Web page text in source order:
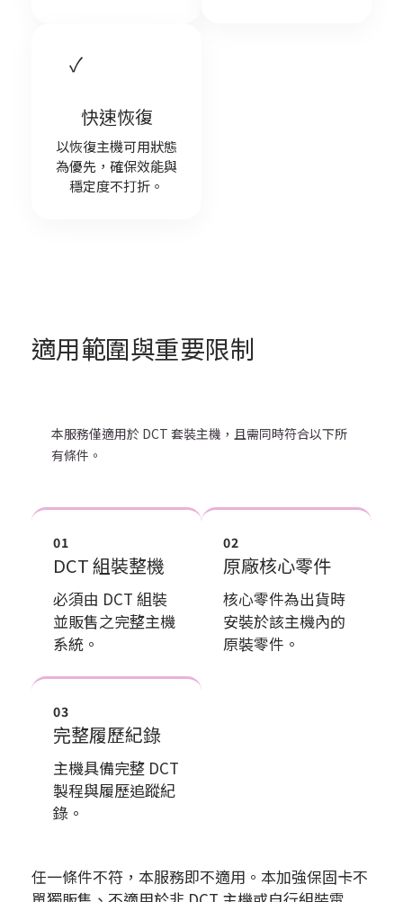
✓
快速恢復
以恢復主機可用狀態
為優先，確保效能與
穩定度不打折。
適用範圍與重要限制
本服務僅適用於 DCT 套裝主機，且需同時符合以下所
有條件。
01
DCT 組裝整機
必須由 DCT 組裝
並販售之完整主機
系統。
02
原廠核心零件
核心零件為出貨時
安裝於該主機內的
原裝零件。
03
完整履歷紀錄
主機具備完整 DCT
製程與履歷追蹤紀
錄。
任一條件不符，本服務即不適用。本加強保固卡不